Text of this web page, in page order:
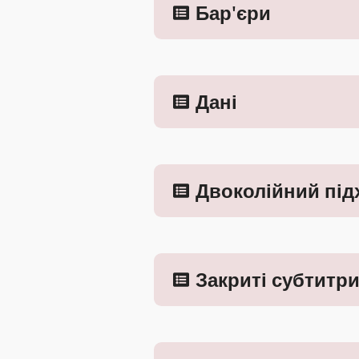
Бар'єри
Дані
Двоколійний
Закриті субтитри